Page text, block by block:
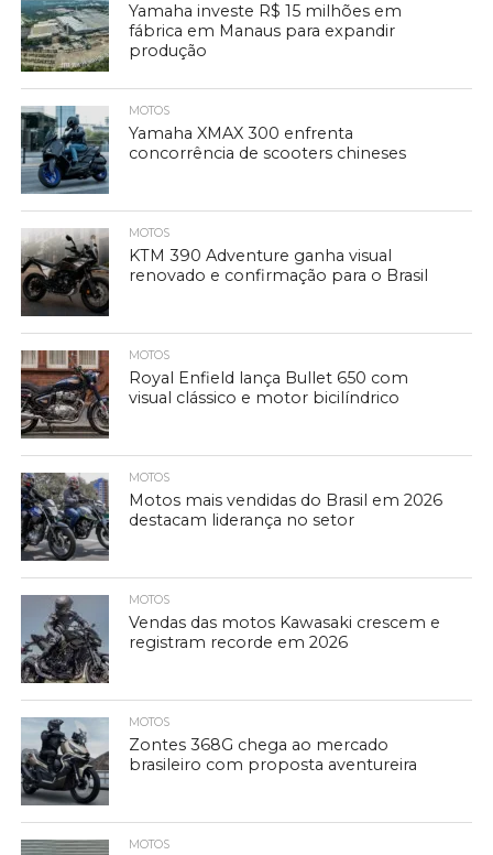
Yamaha investe R$ 15 milhões em
fábrica em Manaus para expandir
produção
MOTOS
Yamaha XMAX 300 enfrenta
concorrência de scooters chineses
MOTOS
KTM 390 Adventure ganha visual
renovado e confirmação para o Brasil
MOTOS
Royal Enfield lança Bullet 650 com
visual clássico e motor bicilíndrico
MOTOS
Motos mais vendidas do Brasil em 2026
destacam liderança no setor
MOTOS
Vendas das motos Kawasaki crescem e
registram recorde em 2026
MOTOS
Zontes 368G chega ao mercado
brasileiro com proposta aventureira
MOTOS